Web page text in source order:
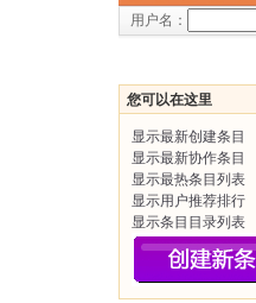
用户名：
您可以在这里
显示最新创建条目
显示最新协作条目
显示最热条目列表
显示用户推荐排行
显示条目目录列表